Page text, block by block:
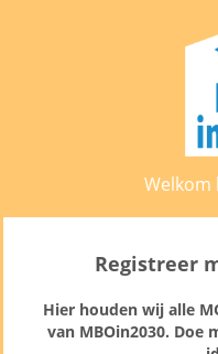
Welkom
Registreer
Hier houden wij alle
van MBOin2030. Doe